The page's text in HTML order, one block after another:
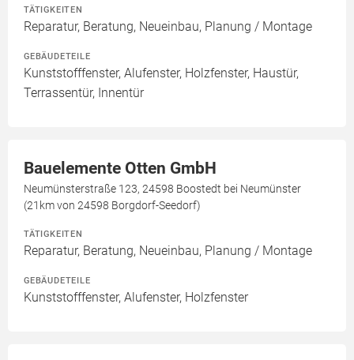
TÄTIGKEITEN
Reparatur, Beratung, Neueinbau, Planung / Montage
GEBÄUDETEILE
Kunststofffenster, Alufenster, Holzfenster, Haustür,
Terrassentür, Innentür
Bauelemente Otten GmbH
Neumünsterstraße 123, 24598 Boostedt bei Neumünster
(21km von 24598 Borgdorf-Seedorf)
TÄTIGKEITEN
Reparatur, Beratung, Neueinbau, Planung / Montage
GEBÄUDETEILE
Kunststofffenster, Alufenster, Holzfenster